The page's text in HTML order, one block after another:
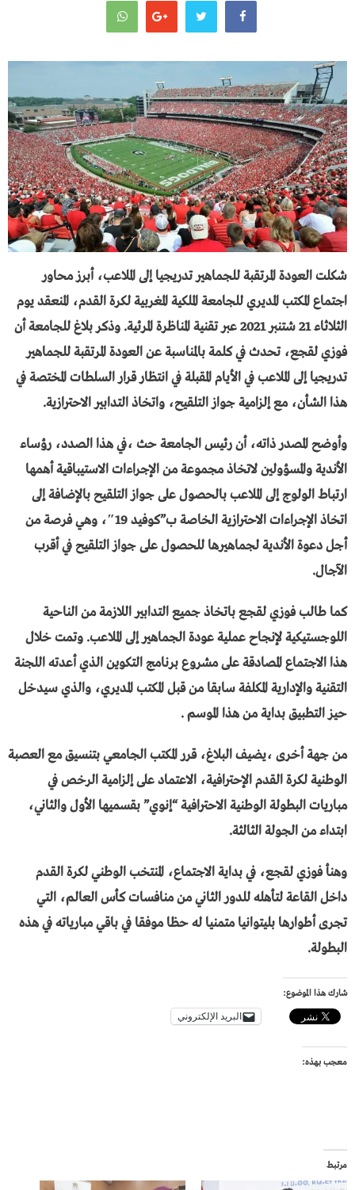
شكلت العودة المرتقبة للجماهير تدريجيا إلى الملاعب، أبرز محاور
اجتماع المكتب المديري للجامعة الملكية المغربية لكرة القدم، المنعقد يوم
الثلاثاء 21 شتنبر 2021 عبر تقنية المناظرة المرئية. وذكر بلاغ للجامعة أن
فوزي لقجع، تحدث في كلمة بالمناسبة عن العودة المرتقبة للجماهير
تدريجيا إلى الملاعب في الأيام المقبلة في انتظار قرار السلطات المختصة في
هذا الشأن، مع إلزامية جواز التلقيح، واتخاذ التدابير الاحترازية.
وأوضح المصدر ذاته، أن رئيس الجامعة حث ،في هذا الصدد، رؤساء
الأندية والمسؤولين لاتخاذ مجموعة من الإجراءات الاستيباقية أهمها
ارتباط الولوج إلى الملاعب بالحصول على جواز التلقيح بالإضافة إلى
اتخاذ الإجراءات الاحترازية الخاصة ب”كوفيد 19″، وهي فرصة من
أجل دعوة الأندية لجماهيرها للحصول على جواز التلقيح في أقرب
الآجال.
كما طالب فوزي لقجع باتخاذ جميع التدابير اللازمة من الناحية
اللوجستيكية لإنجاح عملية عودة الجماهير إلى الملاعب. وتمت خلال
هذا الاجتماع المصادقة على مشروع برنامج التكوين الذي أعدته اللجنة
التقنية والإدارية المكلفة سابقا من قبل المكتب المديري، والذي سيدخل
حيز التطبيق بداية من هذا الموسم .
من جهة أخرى ،يضيف البلاغ، قرر المكتب الجامعي بتنسيق مع العصبة
الوطنية لكرة القدم الإحترافية، الاعتماد على إلزامية الرخص في
مباريات البطولة الوطنية الاحترافية “إنوي” بقسميها الأول والثاني،
ابتداء من الجولة الثالثة.
وهنأ فوزي لقجع، في بداية الاجتماع، المنتخب الوطني لكرة القدم
داخل القاعة لتأهله للدور الثاني من منافسات كأس العالم، التي
تجرى أطوارها بليتوانيا متمنيا له حظا موفقا في باقي مبارياته في هذه
البطولة.
شارك هذا الموضوع:
البريد الإلكتروني
معجب بهذه:
مرتبط